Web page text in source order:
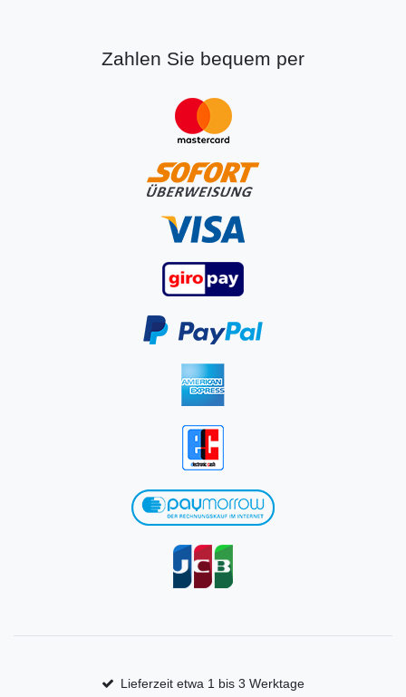
Zahlen Sie bequem per
Lieferzeit etwa 1 bis 3 Werktage